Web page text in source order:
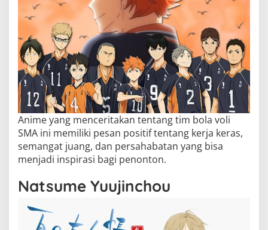
Anime yang menceritakan tentang tim bola voli
SMA ini memiliki pesan positif tentang kerja keras,
semangat juang, dan persahabatan yang bisa
menjadi inspirasi bagi penonton.
Natsume Yuujinchou